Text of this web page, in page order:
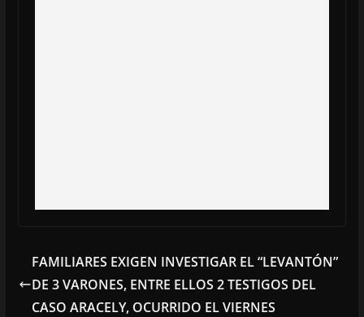
FAMILIARES EXIGEN INVESTIGAR EL “LEVANTÓN”
DE 3 VARONES, ENTRE ELLOS 2 TESTIGOS DEL
CASO ARACELY, OCURRIDO EL VIERNES